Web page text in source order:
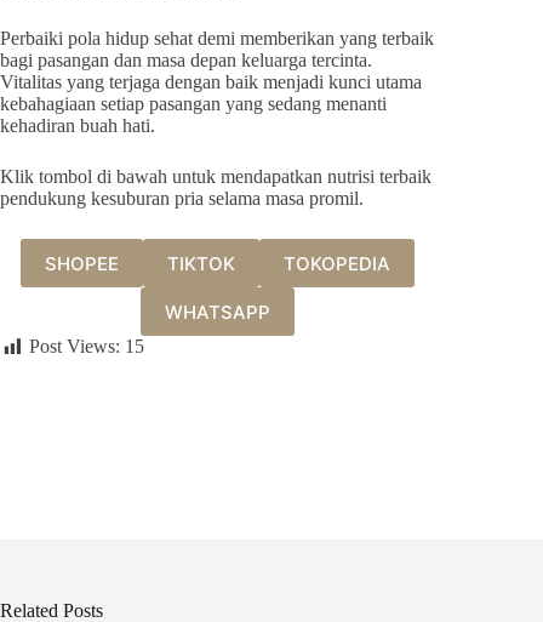
Perbaiki pola hidup sehat demi memberikan yang terbaik
bagi pasangan dan masa depan keluarga tercinta.
Vitalitas yang terjaga dengan baik menjadi kunci utama
kebahagiaan setiap pasangan yang sedang menanti
kehadiran buah hati.
Klik tombol di bawah untuk mendapatkan nutrisi terbaik
pendukung kesuburan pria selama masa promil.
SHOPEE TIKTOK TOKOPEDIA
WHATSAPP
Post Views: 15
Related Posts